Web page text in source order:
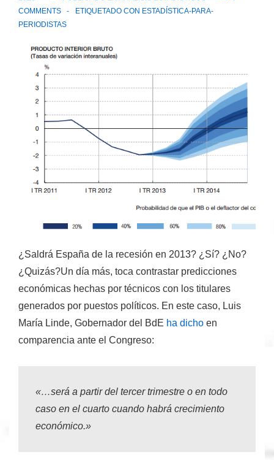
COMMENTS
ETIQUETADO CON ESTADÍSTICA-PARA-
PERIODISTAS
¿Saldrá España de la recesión en 2013? ¿Sí? ¿No?
¿Quizás?Un día más, toca contrastar predicciones
económicas hechas por técnicos con los titulares
generados por puestos políticos. En este caso, Luis
María Linde, Gobernador del BdE ha dicho en
comparencia ante el Congreso:
«…será a partir del tercer trimestre o en todo
caso en el cuarto cuando habrá crecimiento
económico.»